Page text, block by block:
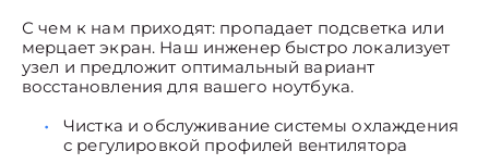
С чем к нам приходят: пропадает подсветка или
мерцает экран. Наш инженер быстро локализует
узел и предложит оптимальный вариант
восстановления для вашего ноутбука.
Чистка и обслуживание системы охлаждения
с регулировкой профилей вентилятора